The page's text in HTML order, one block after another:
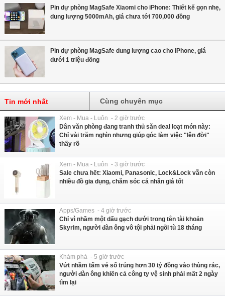
Pin dự phòng MagSafe Xiaomi cho iPhone: Thiết kế gọn nhẹ,
dung lượng 5000mAh, giá chưa tới 700,000 đồng
Pin dự phòng MagSafe dung lượng cao cho iPhone, giá
dưới 1 triệu đồng
Tin mới nhất Cùng chuyên mục
Xem - Mua - Luôn - 2 giờ trước
Dân văn phòng đang tranh thủ săn deal loạt món này:
Chỉ vài trăm nghìn nhưng giúp góc làm việc "lên đời"
thấy rõ
Xem - Mua - Luôn - 3 giờ trước
Sale chưa hết: Xiaomi, Panasonic, Lock&Lock vẫn còn
nhiều đồ gia dụng, chăm sóc cá nhân giá tốt
Apps/Games - 4 giờ trước
Chỉ vì nhầm một dấu gạch dưới trong tên tài khoản
Skyrim, người đàn ông vô tội phải ngồi tù 18 tháng
Khám phá - 5 giờ trước
Vứt nhầm tấm vé số trúng hơn 30 tỷ đồng vào thùng rác,
người đàn ông khiến cả công ty vệ sinh phải mất 2 ngày
tìm lại